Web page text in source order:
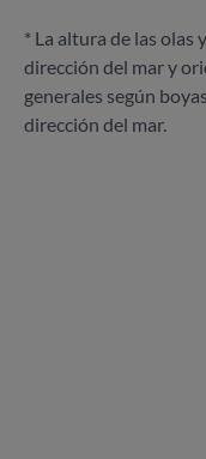
* La altura de las olas
dirección del mar y
generales según
dirección del mar.